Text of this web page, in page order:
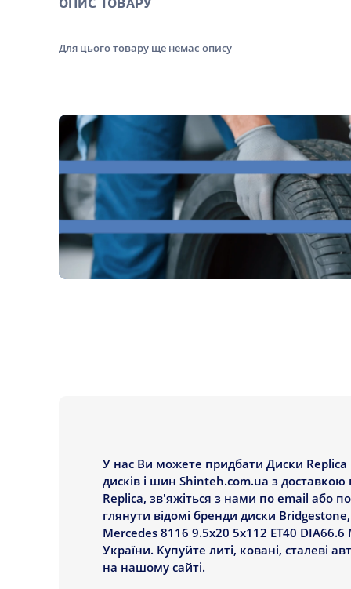
ОПИС ТОВАРУ
Для цього товару ще немає опису
У нас Ви можете придбати Диски Replica
дисків і шин Shinteh.com.ua з доставкою
Replica, зв'яжіться з нами по email або
глянути відомі бренди диски
Mercedes 8116 9.5x20 5x112 ET40
України. Купуйте литі, ковані, сталеві
на нашому сайті.